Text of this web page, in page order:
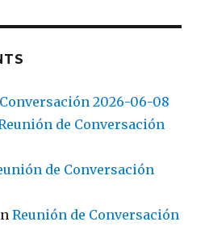
2026-06-08
de Conversación
de Conversación
Reunión de Conversación